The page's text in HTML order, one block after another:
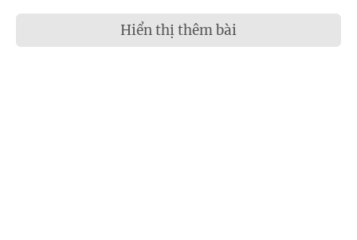
Hiển thị thêm bài